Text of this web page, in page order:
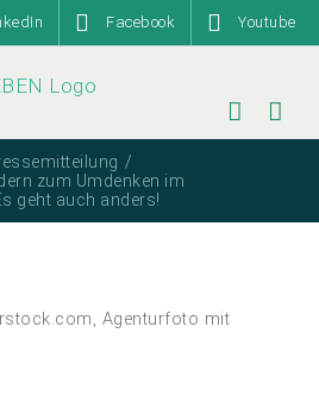
Facebook Youtube
zum Umdenken im
geht auch anders!
Agenturfoto mit